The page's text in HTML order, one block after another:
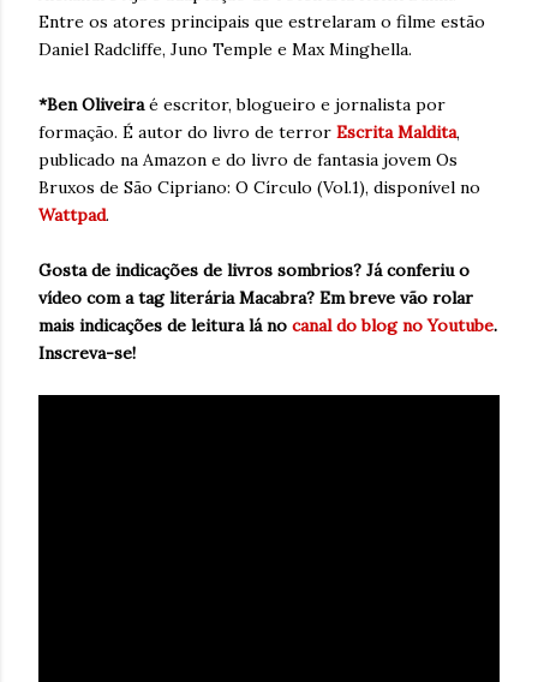
Entre os atores principais que estrelaram o filme estão
Daniel Radcliffe, Juno Temple e Max Minghella.
*Ben Oliveiraé escritor, blogueiro e jornalista por
formação. É autor do livro de terror Escrita Maldita,
publicado na Amazon e do livro de fantasia jovem Os
Bruxos de São Cipriano: O Círculo (Vol.1), disponível no
Wattpad.
Gosta de indicações de livros sombrios? Já conferiu o
vídeo com a tag literária Macabra? Em breve vão rolar
mais indicações de leitura lá no canal do blog no Youtube.
Inscreva-se!